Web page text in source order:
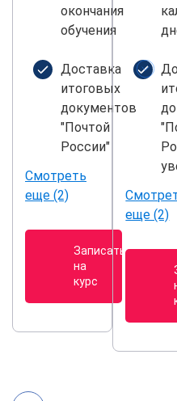
окончания
обучения
Доставка
итоговых
документов
"Почтой
России"
Смотреть
еще (2)
Записаться
на
курс
еще (2)